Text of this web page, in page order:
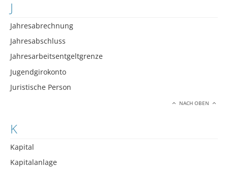
J
Jahresabrechnung
Jahresabschluss
Jahresarbeitsentgeltgrenze
Jugendgirokonto
Juristische Person
NACH OBEN
K
Kapital
Kapitalanlage